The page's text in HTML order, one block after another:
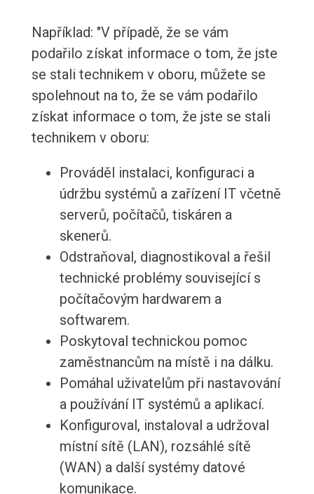
Například: "V případě, že se vám
podařilo získat informace o tom, že jste
se stali technikem v oboru, můžete se
spolehnout na to, že se vám podařilo
získat informace o tom, že jste se stali
technikem v oboru:
Prováděl instalaci, konfiguraci a
údržbu systémů a zařízení IT včetně
serverů, počítačů, tiskáren a
skenerů.
Odstraňoval, diagnostikoval a řešil
technické problémy související s
počítačovým hardwarem a
softwarem.
Poskytoval technickou pomoc
zaměstnancům na místě i na dálku.
Pomáhal uživatelům při nastavování
a používání IT systémů a aplikací.
Konfiguroval, instaloval a udržoval
místní sítě (LAN), rozsáhlé sítě
(WAN) a další systémy datové
komunikace.